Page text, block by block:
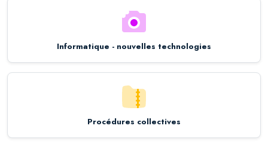
Informatique - nouvelles technologies
Procédures collectives